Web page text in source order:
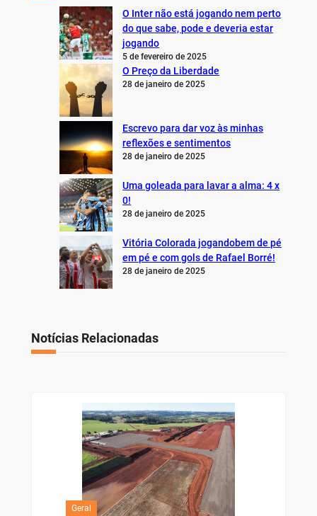
O Inter não está jogando nem perto
do que sabe, pode e deveria estar
jogando
5 de fevereiro de 2025
O Preço da Liberdade
28 de janeiro de 2025
Escrevo para dar voz às minhas
reflexões e sentimentos
28 de janeiro de 2025
Uma goleada para lavar a alma: 4 x
0!
28 de janeiro de 2025
Vitória Colorada jogandobem de pé
em pé e com gols de Rafael Borré!
28 de janeiro de 2025
Notícias Relacionadas
Geral